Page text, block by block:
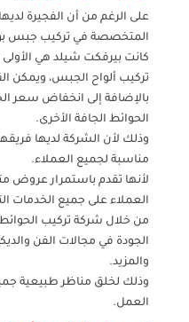
على الرغم من أن الفجيرة
المتخصصة في تركيب جبس
كانت بيرفكت شيلد هي
تركيب ألواح الجبس، ويمكن
بالإضافة إلى انخفاض سعر
الحوائط الجافة الأخرى.
وذلك لأن الشركة لديها
مناسبة لجميع العملاء.
لأنها تقدم باستمرار عروض
العملاء على جميع الخدمات
من خلال شركة تركيب
الجودة في مجالات الفن
والمزيد.
وذلك لخلق مناظر طبيعية
العمل.